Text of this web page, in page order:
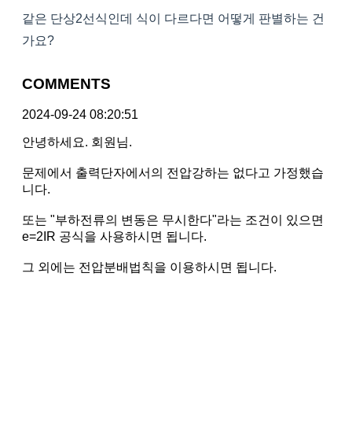
같은 단상2선식인데 식이 다르다면 어떻게 판별하는 건
가요?
COMMENTS
2024-09-24 08:20:51
안녕하세요. 회원님.
문제에서 출력단자에서의 전압강하는 없다고 가정했습
니다.
또는 "부하전류의 변동은 무시한다"라는 조건이 있으면
e=2IR 공식을 사용하시면 됩니다.
그 외에는 전압분배법칙을 이용하시면 됩니다.